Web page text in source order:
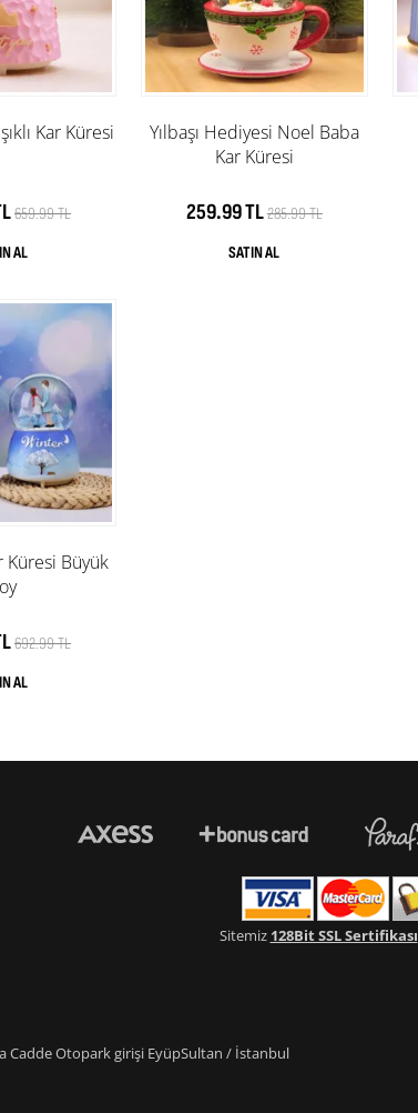
Kar Küresi
659.99 TL
Yılbaşı Hediyesi Noel Baba
Kar Küresi
259.99 TL285.99 TL
Küresi Büyük
692.99 TL
Sitemiz 128Bit SSL Sertifikası
Cadde Otopark girişi EyüpSultan / İstanbul